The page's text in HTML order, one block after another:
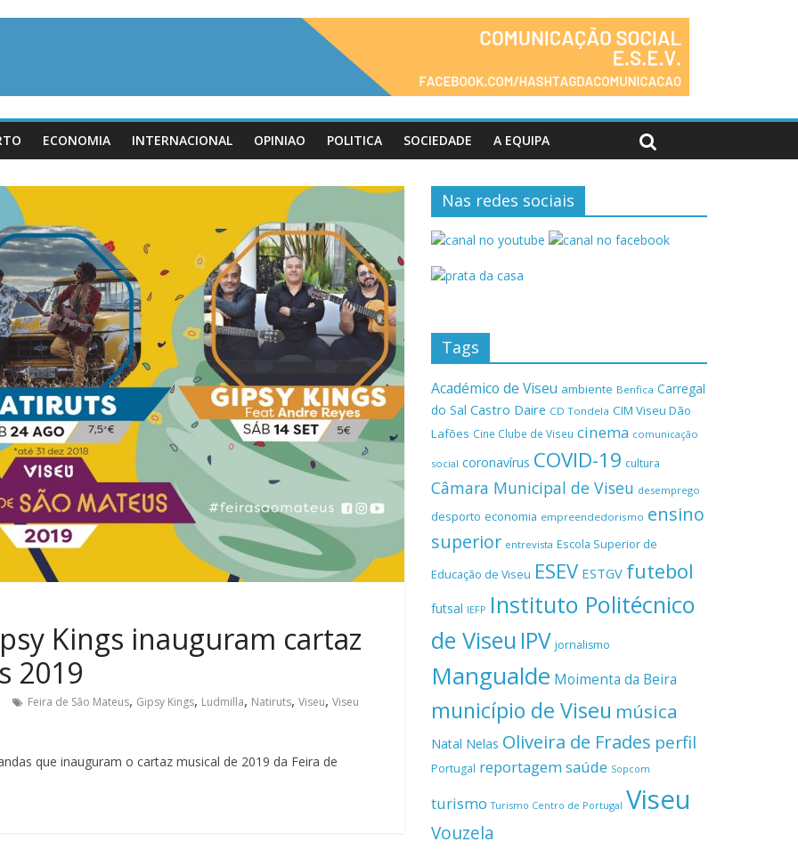
ECONOMIA INTERNACIONAL OPINIAO POLITICA SOCIEDADE A EQUIPA
Kings inauguram cartaz
2019
Feira de São Mateus, Gipsy Kings, Ludmilla, Natiruts, Viseu, Viseu
que inauguram o cartaz musical de 2019 da Feira de
Nas redes sociais
Tags
Académico de Viseu ambiente Benfica Carregal
do Sal Castro Daire CD Tondela CIM Viseu Dão
Lafões Cine Clube de Viseu cinema comunicação
social coronavírus COVID-19 cultura
Câmara Municipal de Viseu desemprego
desporto economia empreendedorismo ensino
superior entrevista Escola Superior de
Educação de Viseu ESEV ESTGV futebol
futsal IEFP Instituto Politécnico
de Viseu IPV jornalismo
Mangualde Moimenta da Beira
município de Viseu música
Natal Nelas Oliveira de Frades perfil
Portugal reportagemsaúde Sopcom
turismo Turismo Centro de Portugal Viseu
Vouzela